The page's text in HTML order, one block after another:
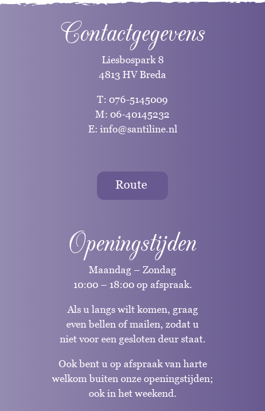
Contactgegevens
Liesbospark 8
4813 HV Breda
T: 076-5145009
M: 06-40145232
E: info@santiline.nl
Route
Openingstijden
Maandag – Zondag
10:00 – 18:00 op afspraak.
Als u langs wilt komen, graag
even bellen of mailen, zodat u
niet voor een gesloten deur staat.
Ook bent u op afspraak van harte
welkom buiten onze openingstijden;
ook in het weekend.